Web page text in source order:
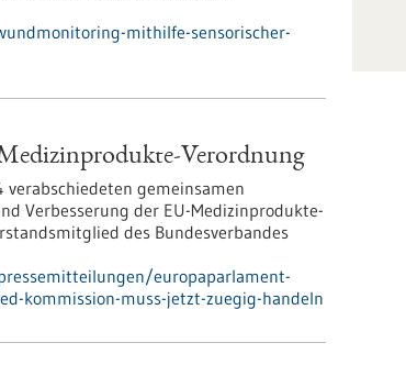
mithilfe-sensorischer-
Verordnung
verabschiedeten gemeinsamen
Verbesserung der EU-Medizinprodukte-
des Bundesverbandes
europaparlament-
kommission-muss-jetzt-zuegig-handeln